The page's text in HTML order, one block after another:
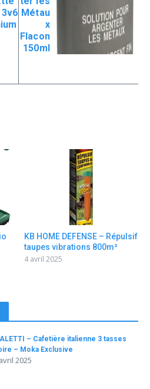
Métau
x
Flacon
150ml
KB HOME DEFENSE – Répulsif
taupes vibrations 800m²
4 avril 2025
– Cafetière italienne 3 tasses
– Moka Exclusive
2025